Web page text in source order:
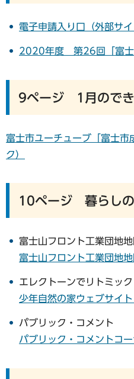
電子申請入り口（外部サイ
2020年度 第26回「富士
9ページ 1月のでき
富士市ユーチューブ「富士市
ク）
10ページ 暮らしの
富士山フロント工業団地
富士山フロント工業団地
エレクトーンでリトミック
少年自然の家ウェブサイ
パブリック・コメント
パブリック・コメントコ